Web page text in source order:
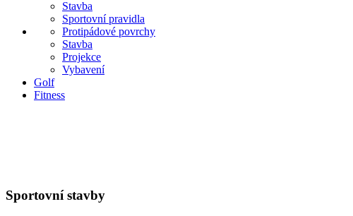
Stavba
Sportovní pravidla
Protipádové povrchy
Stavba
Projekce
Vybavení
Golf
Fitness
Sportovní stavby